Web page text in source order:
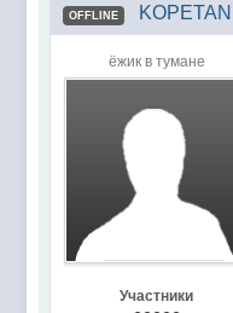
OFFLINE KOPETAN
ёжик в тумане
Участники